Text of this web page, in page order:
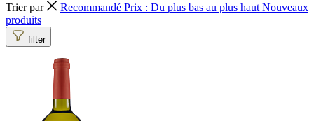
Trier par Recommandé Prix : Du plus bas au plus haut Nouveaux
produits
filter